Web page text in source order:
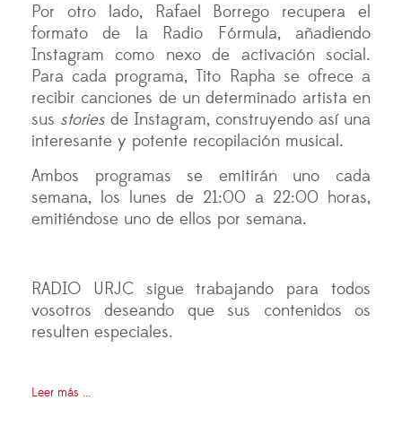
Por otro lado, Rafael Borrego recupera el
formato de la Radio Fórmula, añadiendo
Instagram como nexo de activación social.
Para cada programa, Tito Rapha se ofrece a
recibir canciones de un determinado artista en
sus stories de Instagram, construyendo así una
interesante y potente recopilación musical.
Ambos programas se emitirán uno cada
semana, los lunes de 21:00 a 22:00 horas,
emitiéndose uno de ellos por semana.
RADIO URJC sigue trabajando para todos
vosotros deseando que sus contenidos os
resulten especiales.
Leer más ...